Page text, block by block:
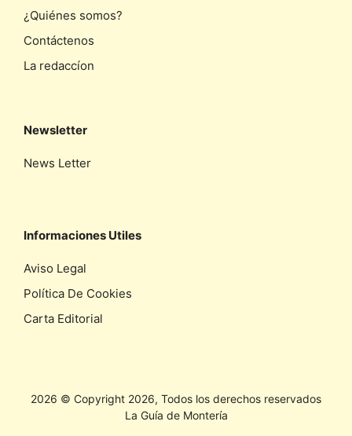
¿Quiénes somos?
Contáctenos
La redaccíon
Newsletter
News Letter
Informaciones Utiles
Aviso Legal
Política De Cookies
Carta Editorial
2026 © Copyright 2026, Todos los derechos reservados
La Guía de Montería